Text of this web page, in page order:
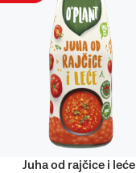
Juha od rajčice i leće